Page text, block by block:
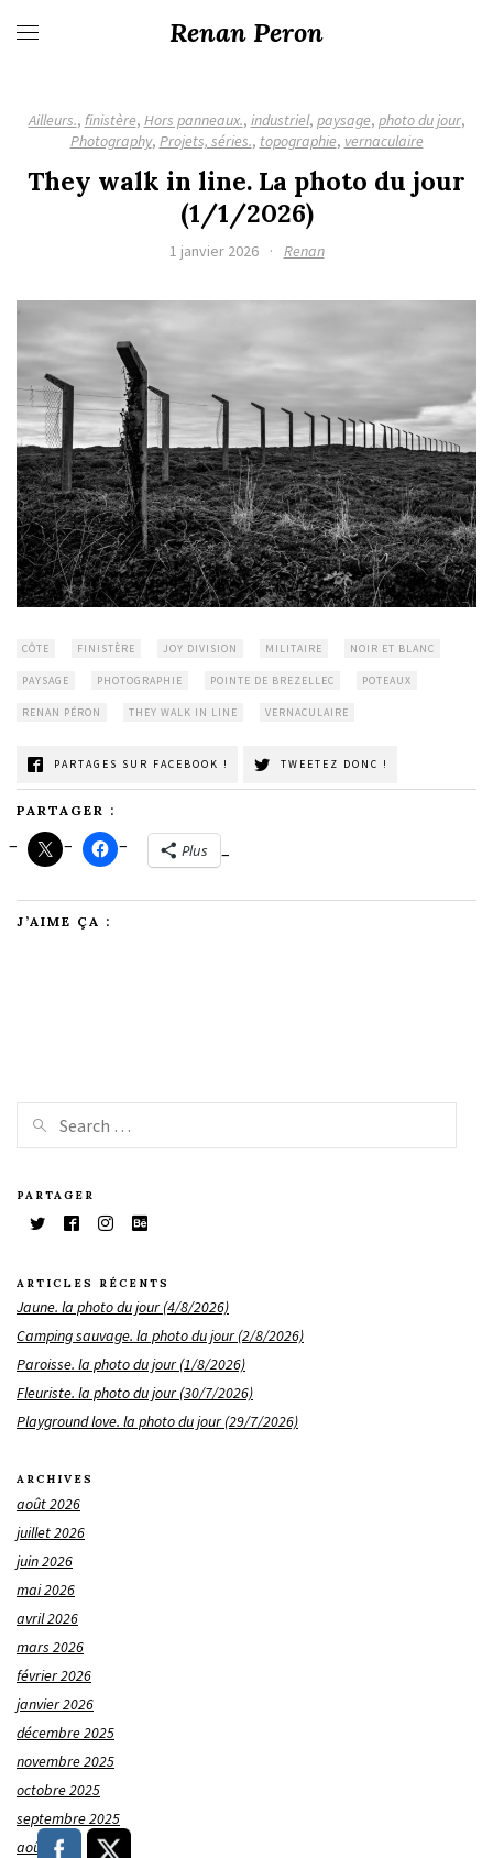
Renan Peron
Ailleurs., finistère, Hors panneaux., industriel, paysage, photo du jour,
Photography, Projets, séries., topographie, vernaculaire
They walk in line. La photo du jour
(1/1/2026)
1 janvier 2026 · Renan
CÔTE FINISTÈRE JOY DIVISION MILITAIRE NOIR ET BLANC
PAYSAGE PHOTOGRAPHIE POINTE DE BREZELLEC POTEAUX
RENAN PÉRON THEY WALK IN LINE VERNACULAIRE
PARTAGES SUR FACEBOOK ! TWEETEZ DONC !
PARTAGER :
Plus
J’AIME ÇA :
PARTAGER
ARTICLES RÉCENTS
Jaune. la photo du jour (4/8/2026)
Camping sauvage. la photo du jour (2/8/2026)
Paroisse. la photo du jour (1/8/2026)
Fleuriste. la photo du jour (30/7/2026)
Playground love. la photo du jour (29/7/2026)
ARCHIVES
août 2026
juillet 2026
juin 2026
mai 2026
avril 2026
mars 2026
février 2026
janvier 2026
décembre 2025
novembre 2025
octobre 2025
septembre 2025
août 2025